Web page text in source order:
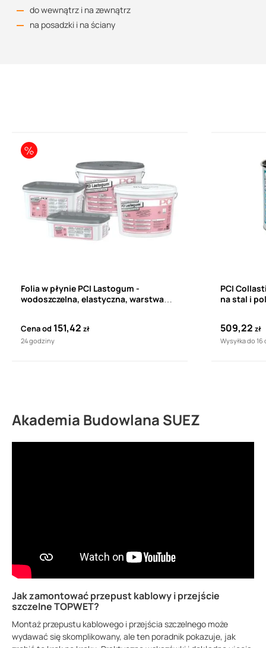
do wewnątrz i na zewnątrz
na posadzki i na ściany
Folia w płynie PCI Lastogum -
wodoszczelna, elastyczna, warstwa
Cena od 151,42 zł
24 godziny
PCI
na stal i
509,22 zł
Wysyłka do
Akademia Budowlana SUEZ
Jak zamontować przepust kablowy i przejście
szczelne TOPWET?
Montaż przepustu kablowego i przejścia szczelnego może
wydawać się skomplikowany, ale ten poradnik pokazuje, jak